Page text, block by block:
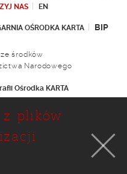
NAS EN
OŚRODKA KARTA BIP
środków
Narodowego
Ośrodka KARTA
29
36 90
z plików